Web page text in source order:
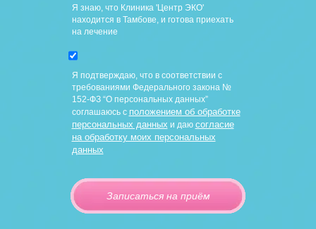
Я знаю, что Клиника 'Центр ЭКО'
находится в Тамбове, и готова приехать
на лечение
Я подтверждаю, что в соответствии с
требованиями Федерального закона №
152-ФЗ “О персональных данных”
соглашаюсь с положением об обработке
персональных данных и даю согласие
на обработку моих персональных
данных